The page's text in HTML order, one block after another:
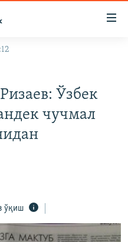
Ўзбек
чучмал
ўқиш